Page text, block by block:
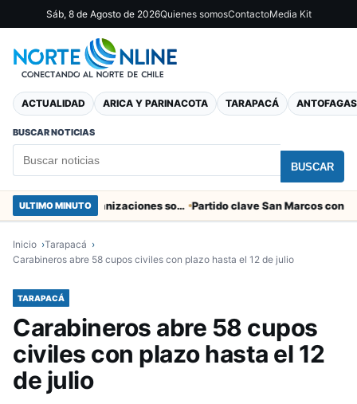
Sáb, 8 de Agosto de 2026Quienes somosContactoMedia Kit
ACTUALIDAD ARICA Y PARINACOTA TARAPACÁ
BUSCAR NOTICIAS
BUSCAR
ULTIMO MINUTO Entregaron fibra óptica gratuita a organizaciones sociales de Arica
Inicio
Tarapacá
Carabineros abre 58 cupos civiles con plazo hasta el 12 de julio
TARAPACÁ
Carabineros abre 58 cupos
civiles con plazo hasta el 12
de julio